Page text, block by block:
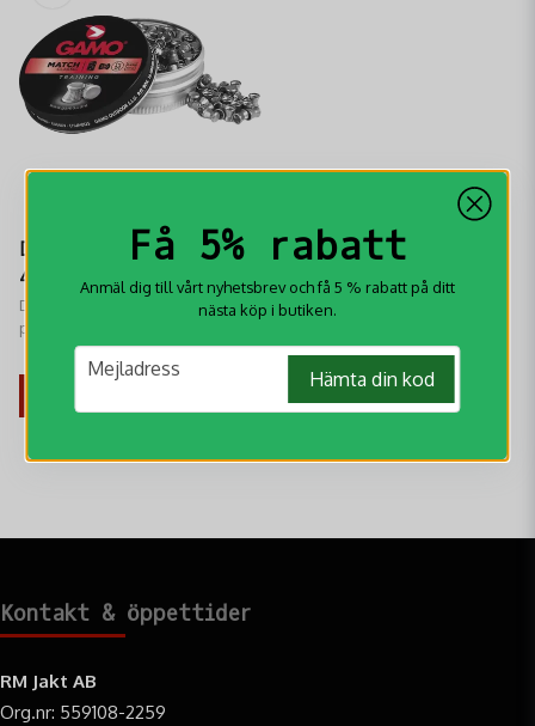
Diabol Gamo Match
4,5 mm
Diabol Gamo Match 4,5 mm
perfekt ammunition för alla
luftgevärsentusiaster som söker
precision, jämn flygbana och
109 kr
Få 5% rabatt
Anmäl dig till vårt nyhetsbrev och få 5 % rabatt på ditt
nästa köp i butiken.
email
Mejladress Hämta din kod
Kontakt & öppettider
RM Jakt AB
Org.nr: 559108-2259